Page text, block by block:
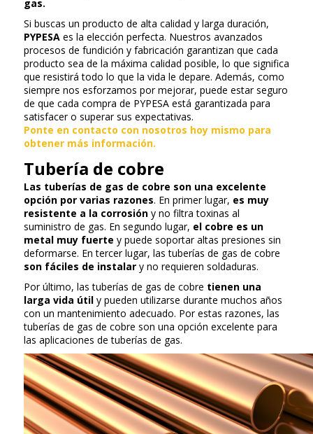
gas.
Si buscas un producto de alta calidad y larga duración,
PYPESA es la elección perfecta. Nuestros avanzados
procesos de fundición y fabricación garantizan que cada
producto sea de la máxima calidad posible, lo que significa
que resistirá todo lo que la vida le depare. Además, como
siempre nos esforzamos por mejorar, puede estar seguro
de que cada compra de PYPESA está garantizada para
satisfacer o superar sus expectativas.
Ponte en contacto con nosotros hoy mismo para
obtener más información.
Tubería de cobre
Las tuberías de gas de cobre son una excelente
opción por varias razones. En primer lugar, es muy
resistente a la corrosión y no filtra toxinas al
suministro de gas. En segundo lugar, el cobre es un
metal muy fuerte y puede soportar altas presiones sin
deformarse. En tercer lugar, las tuberías de gas de cobre
son fáciles de instalar y no requieren soldaduras.
Por último, las tuberías de gas de cobre tienen una
larga vida útil y pueden utilizarse durante muchos años
con un mantenimiento adecuado. Por estas razones, las
tuberías de gas de cobre son una opción excelente para
las aplicaciones de tuberías de gas.